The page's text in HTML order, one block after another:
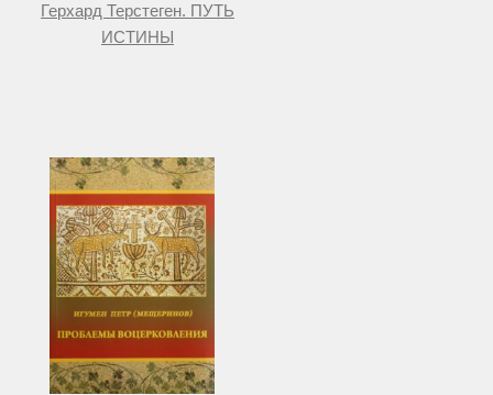
Герхард Терстеген. ПУТЬ
ИСТИНЫ